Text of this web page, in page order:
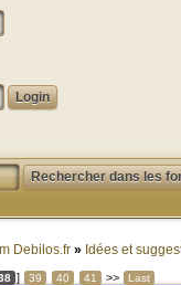
Debilos.fr » Idées et
] 39 40 41 >> Last